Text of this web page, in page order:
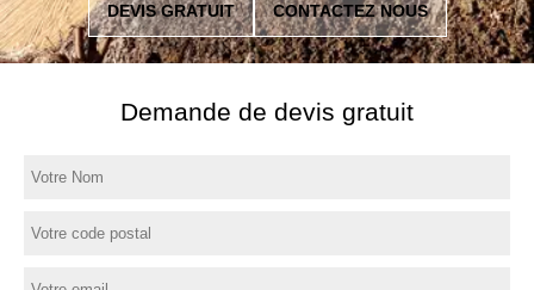
DEVIS GRATUIT CONTACTEZ NOUS
Demande de devis gratuit